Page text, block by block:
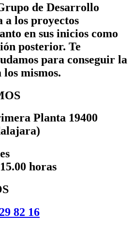
de Desarrollo
a los proyectos
en sus inicios como
posterior. Te
para conseguir la
mismos.
Planta 19400
horas
82 16